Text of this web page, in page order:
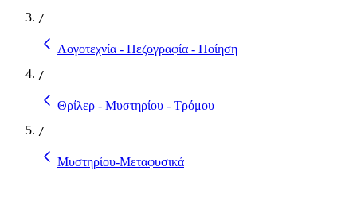
/
Λογοτεχνία - Πεζογραφία - Ποίηση
/
Θρίλερ - Μυστηρίου - Τρόμου
/
Μυστηρίου-Μεταφυσικά